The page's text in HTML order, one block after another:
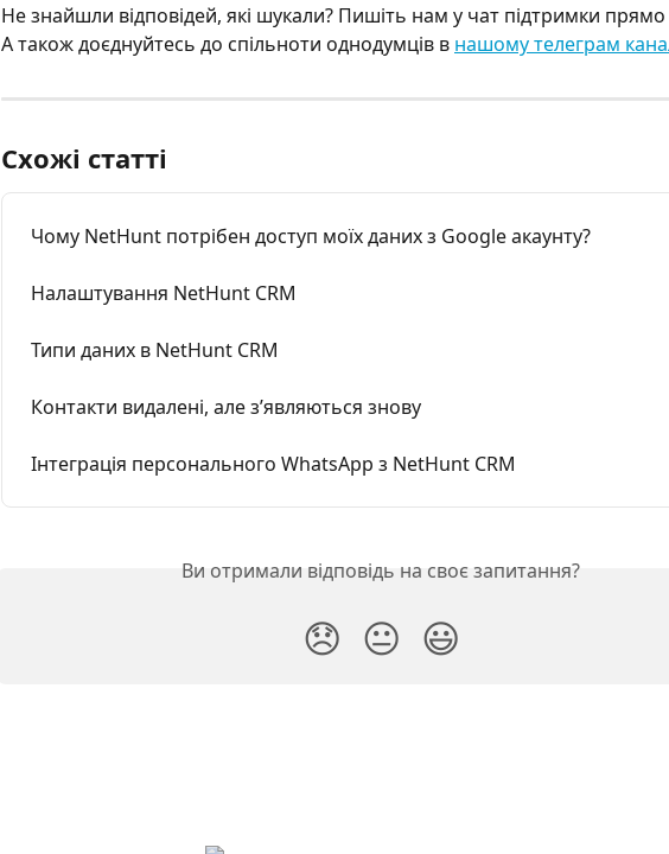
Не знайшли відповідей, які шукали? Пишіть нам у чат підтримки прямо
А також доєднуйтесь до спільноти однодумців в нашому телеграм
Схожі статті
Чому NetHunt потрібен доступ моїх даних з Google акаунту?
Налаштування NetHunt CRM
Типи даних в NetHunt CRM
Контакти видалені, але з’являються знову
Інтеграція персонального WhatsApp з NetHunt CRM
Ви отримали відповідь на своє запитання?
😞 😐 😃